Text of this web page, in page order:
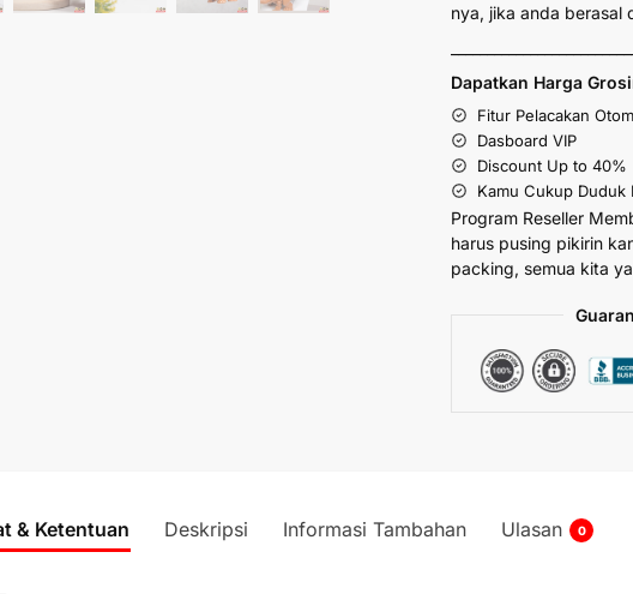
nya, jika anda berasal
Dapatkan Harga
Fitur Pelacakan
Dasboard VIP
Discount Up to 40%
Kamu Cukup Duduk
Program Reseller
harus pusing pikirin
packing, semua kita
& Ketentuan Deskripsi Informasi Tambahan Ulasan 0